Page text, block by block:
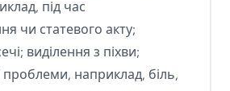
під час
чи статевого акту;
виділення з піхви;
проблеми, наприклад, біль,